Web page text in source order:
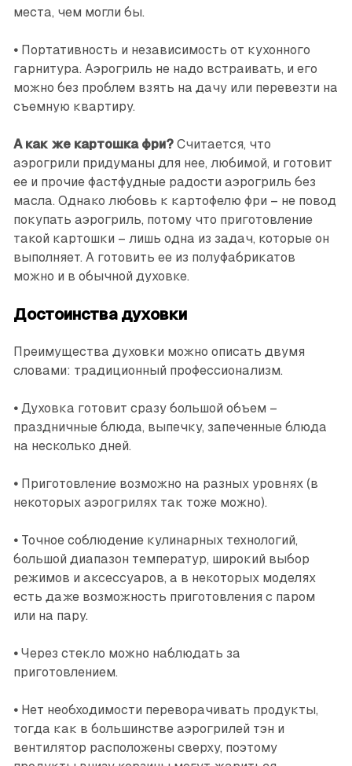
места, чем могли бы.
•Портативность и независимость от кухонного
гарнитура. Аэрогриль не надо встраи­вать, и его
можно без проблем взять на дачу или перевезти на
съемную квартиру.
А как же картошка фри?Считается, что
аэрогрили придуманы для нее, любимой, и готовит
ее и прочие фастфудные радости аэрогриль без
масла. Однако любовь к картофелю фри – не повод
покупать аэрогриль, потому что приготовление
такой картошки – лишь одна из задач, которые он
выполняет. А готовить ее из полуфабрикатов
можно и в обычной духовке.
Достоинства духовки
Преимущества духовки можно описать двумя
словами: традиционный профессионализм.
•Духовка готовит сразу большой объем –
праздничные блюда, выпечку, запеченные блюда
на несколько дней.
•Приготовление возможно на разных уровнях (в
некоторых аэрогрилях так тоже можно).
•Точное соблюдение кулинарных технологий,
большой диапазон температур, широкий выбор
режимов и аксессуаров, а в некоторых моделях
есть даже возможность приготовления с паром
или на пару.
•Через стекло можно наблюдать за
приготовлением.
•Нет необходимости переворачивать продукты,
тогда как в большинстве аэрогрилей тэн и
вентилятор расположены сверху, поэтому